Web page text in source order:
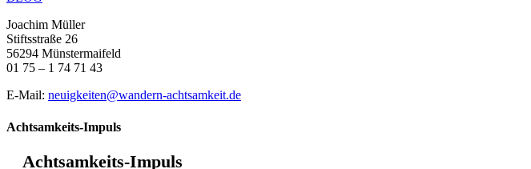
Joachim Müller
Stiftsstraße 26
56294 Münstermaifeld
01 75 – 1 74 71 43
E-Mail: neuigkeiten@wandern-achtsamkeit.de
Achtsamkeits-Impuls
Achtsamkeits-Impuls